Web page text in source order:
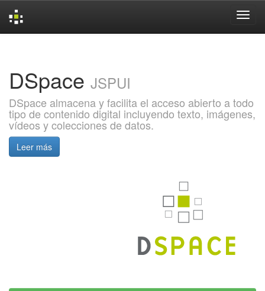
DSpace JSPUI
DSpace almacena y facilita el acceso abierto a todo
tipo de contenido digital incluyendo texto, imágenes,
vídeos y colecciones de datos.
Leer más